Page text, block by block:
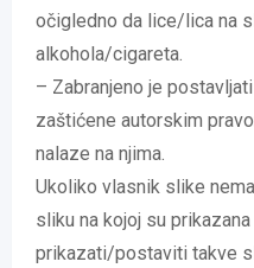
očigledno da lice/lica na
alkohola/cigareta.
– Zabranjeno je
zaštićene autorskim
nalaze na njima.
Ukoliko vlasnik slike
sliku na kojoj su
prikazati/postaviti takve